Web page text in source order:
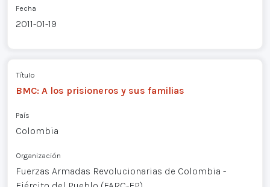
Fecha
2011-01-19
Título
BMC: A los prisioneros y sus familias
País
Colombia
Organización
Fuerzas Armadas Revolucionarias de Colombia -